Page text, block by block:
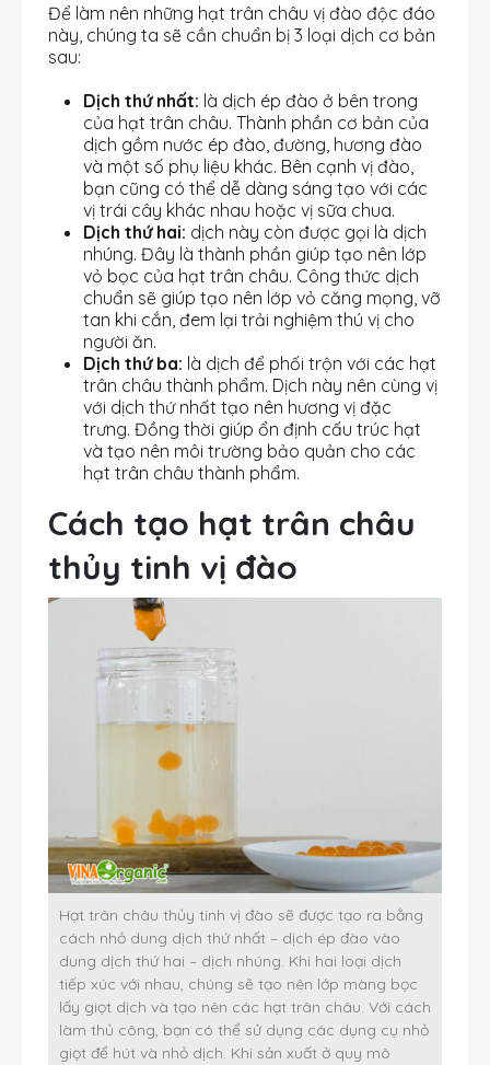
Để làm nên những hạt trân châu vị đào độc đáo
này, chúng ta sẽ cần chuẩn bị 3 loại dịch cơ bản
sau:
Dịch thứ nhất: là dịch ép đào ở bên trong
của hạt trân châu. Thành phần cơ bản của
dịch gồm nước ép đào, đường, hương đào
và một số phụ liệu khác. Bên cạnh vị đào,
bạn cũng có thể dễ dàng sáng tạo với các
vị trái cây khác nhau hoặc vị sữa chua.
Dịch thứ hai: dịch này còn được gọi là dịch
nhúng. Đây là thành phần giúp tạo nên lớp
vỏ bọc của hạt trân châu. Công thức dịch
chuẩn sẽ giúp tạo nên lớp vỏ căng mọng, vỡ
tan khi cắn, đem lại trải nghiệm thú vị cho
người ăn.
Dịch thứ ba: là dịch để phối trộn với các hạt
trân châu thành phẩm. Dịch này nên cùng vị
với dịch thứ nhất tạo nên hương vị đặc
trưng. Đồng thời giúp ổn định cấu trúc hạt
và tạo nên môi trường bảo quản cho các
hạt trân châu thành phẩm.
Cách tạo hạt trân châu
thủy tinh vị đào
Hạt trân châu thủy tinh vị đào sẽ được tạo ra bằng
cách nhỏ dung dịch thứ nhất – dịch ép đào vào
dung dịch thứ hai – dịch nhúng. Khi hai loại dịch
tiếp xúc với nhau, chúng sẽ tạo nên lớp màng bọc
lấy giọt dịch và tạo nên các hạt trân châu. Với cách
làm thủ công, bạn có thể sử dụng các dụng cụ nhỏ
giọt để hút và nhỏ dịch. Khi sản xuất ở quy mô